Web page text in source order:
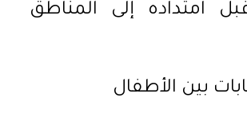
امتداده إلى المناطق
بين الأطفال